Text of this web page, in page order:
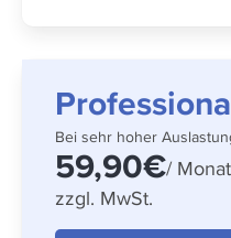
Bei sehr hoher
59,90€/ Monat
zzgl. MwSt.